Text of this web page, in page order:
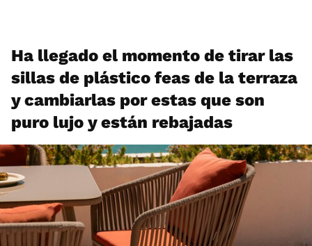
Ha llegado el momento de tirar las
sillas de plástico feas de la terraza
y cambiarlas por estas que son
puro lujo y están rebajadas